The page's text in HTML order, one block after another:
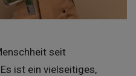
seit
ist ein vielseitiges,